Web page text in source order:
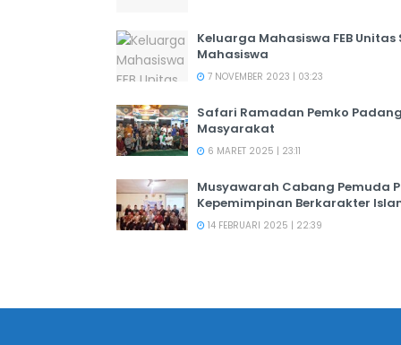
Keluarga Mahasiswa FEB
Mahasiswa
7 NOVEMBER 2023 | 03:23
Safari Ramadan Pemko
Masyarakat
6 MARET 2025 | 23:11
Musyawarah Cabang Pemuda
Kepemimpinan Berkarakter
14 FEBRUARI 2025 | 22:39